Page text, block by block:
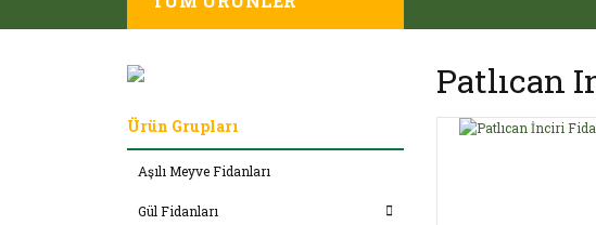
Ürün Grupları
Aşılı Meyve Fidanları
Gül Fidanları
Patlıcan